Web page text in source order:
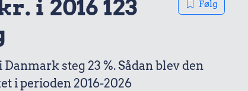
i 2016 123
Følg
steg 23 %. Sådan blev den
i perioden 2016-2026